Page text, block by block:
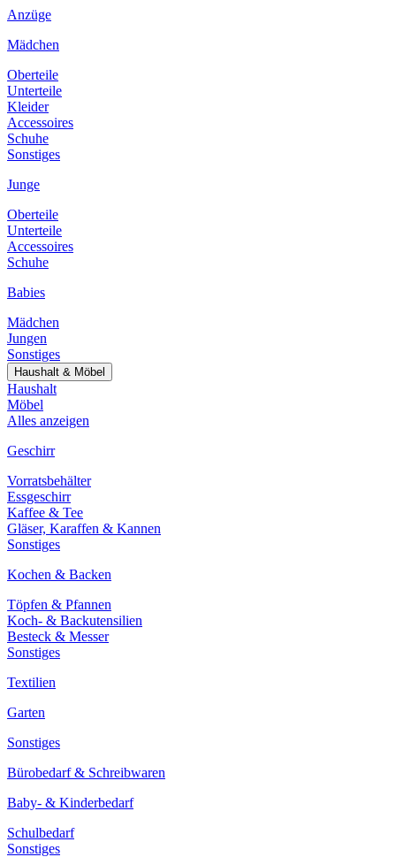
Anzüge
Mädchen
Oberteile
Unterteile
Kleider
Accessoires
Schuhe
Sonstiges
Junge
Oberteile
Unterteile
Accessoires
Schuhe
Babies
Mädchen
Jungen
Sonstiges
Haushalt & Möbel
Haushalt
Möbel
Alles anzeigen
Geschirr
Vorratsbehälter
Essgeschirr
Kaffee & Tee
Gläser, Karaffen & Kannen
Sonstiges
Kochen & Backen
Töpfen & Pfannen
Koch- & Backutensilien
Besteck & Messer
Sonstiges
Textilien
Garten
Sonstiges
Bürobedarf & Schreibwaren
Baby- & Kinderbedarf
Schulbedarf
Sonstiges